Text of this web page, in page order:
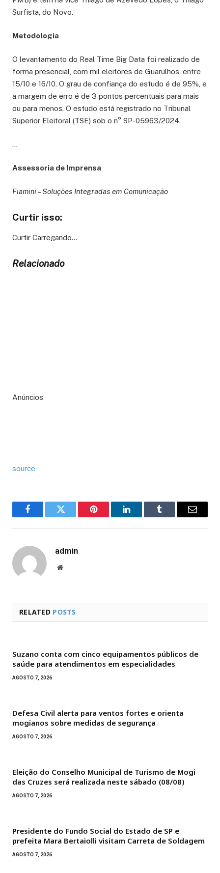
Surfista, do Novo.
Metodologia
O levantamento do Real Time Big Data foi realizado de
forma presencial, com mil eleitores de Guarulhos, entre
15/10 e 16/10. O grau de confiança do estudo é de 95%, e
a margem de erro é de 3 pontos percentuais para mais
ou para menos. O estudo está registrado no Tribunal
Superior Eleitoral (TSE) sob o n° SP-05963/2024.
…
Assessoria de Imprensa
Fiamini – Soluções Integradas em Comunicação
Curtir isso:
Curtir Carregando…
Relacionado
Anúncios
source
FacebookTwitter Pinterest LinkedInTumblr Email
admin
Website
RELATED POSTS
Suzano conta com cinco equipamentos públicos de
saúde para atendimentos em especialidades
AGOSTO 7, 2026
Defesa Civil alerta para ventos fortes e orienta
mogianos sobre medidas de segurança
AGOSTO 7, 2026
Eleição do Conselho Municipal de Turismo de Mogi
das Cruzes será realizada neste sábado (08/08)
AGOSTO 7, 2026
Presidente do Fundo Social do Estado de SP e
prefeita Mara Bertaiolli visitam Carreta de Soldagem
AGOSTO 7, 2026